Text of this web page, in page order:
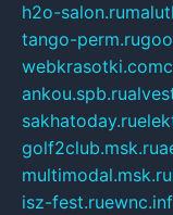
h2o-salon.ru
tango-perm.ru
webkrasotki.com
ankou.spb.ru
sakhatoday.ru
golf2club.msk.ru
multimodal.msk.ru
isz-fest.ru